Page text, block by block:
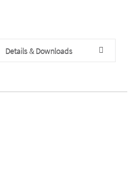
Details & Downloads